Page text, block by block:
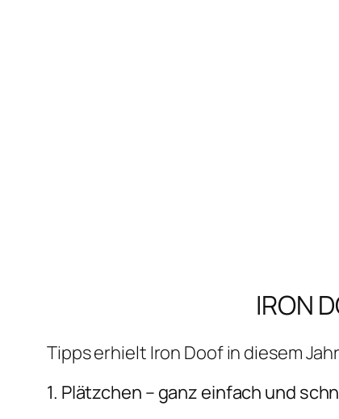
IRON
Tipps erhielt Iron Doof in diesem
1. Plätzchen – ganz einfach und